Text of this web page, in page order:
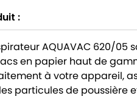
:
AQUAVAC 620/
en papier haut de
à votre appareil,
particules de poussière